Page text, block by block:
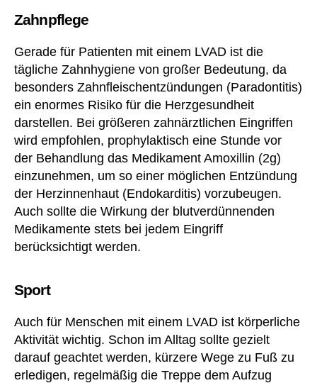
Zahnpflege
Gerade für Patienten mit einem LVAD ist die
tägliche Zahnhygiene von großer Bedeutung, da
besonders Zahnfleischentzündungen (Paradontitis)
ein enormes Risiko für die Herzgesundheit
darstellen. Bei größeren zahnärztlichen Eingriffen
wird empfohlen, prophylaktisch eine Stunde vor
der Behandlung das Medikament Amoxillin (2g)
einzunehmen, um so einer möglichen Entzündung
der Herzinnenhaut (Endokarditis) vorzubeugen.
Auch sollte die Wirkung der blutverdünnenden
Medikamente stets bei jedem Eingriff
berücksichtigt werden.
Sport
Auch für Menschen mit einem LVAD ist körperliche
Aktivität wichtig. Schon im Alltag sollte gezielt
darauf geachtet werden, kürzere Wege zu Fuß zu
erledigen, regelmäßig die Treppe dem Aufzug
g
u
c
h
S
c
h
w
b
e
hi
n
d
n
(§
§
6
8